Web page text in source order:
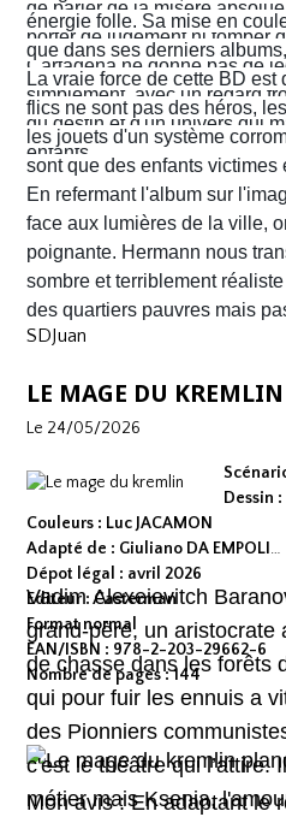
d’Arriega. Devenus des
Nacho s'enfuient vers la
qu’ils vont croiser, Félix
fatigué qui les regarde courir…
de parler de la misère
porter de jugement ni tomber
Cartagena ne donne pas de
simplement, avec un regard
du destin et d'un univers qui
enfants.
énergie folle. Sa mise en
que dans ses derniers
poussière et la sueur comme
transmettre. On y retrouve
aux mâchoires carrées
ou la noirceur du monde. Le
fluidité exemplaire. On est
mêlant road trip étouffant,
contre la montre où chaque
survivre.
La vraie force de cette BD
flics ne sont pas des héros,
les jouets d'un système
sont que des enfants
naissance.
En refermant l'album sur
face aux lumières de la ville,
poignante. Hermann nous
sombre et terriblement
des quartiers pauvres mais
SDJuan
LE MAGE DU KREMLIN
Le 24/05/2026
Dessin :
Couleurs : Luc JACAMON
Adapté de : Giuliano DA EMPOLI
Dépot légal : avril 2026
Editeur : Casterman
Format normal
EAN/ISBN : 978-2-203-29662-6
Nombre de pages : 144
Vadim Alexeievitch
grand-père, un aristocrate
de chasse dans les forêts
qui pour fuir les ennuis a
des Pionniers
c'est le théâtre qui l’attire.
métier mais Ksenia,
Mon avis : En adaptant le